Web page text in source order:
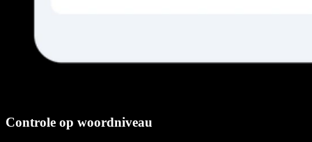
Controle op woordniveau